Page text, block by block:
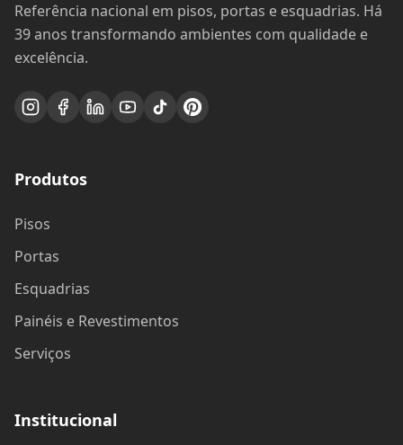
Referência nacional em pisos, portas e esquadrias. Há
39 anos transformando ambientes com qualidade e
excelência.
Produtos
Pisos
Portas
Esquadrias
Painéis e Revestimentos
Serviços
Institucional